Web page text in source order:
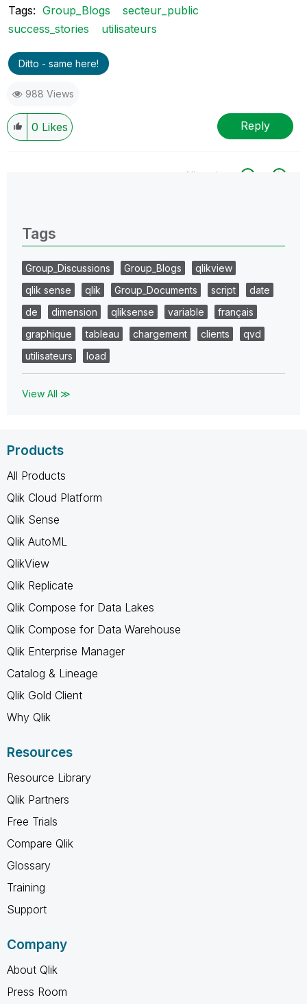
Tags: Group_Blogs
secteur_public
success_stories
utilisateurs
Ditto - same here!
988 Views
0 Likes Reply
All topics
Tags
Group_Discussions Group_Blogs
qlikview
qlik sense
qlik Group_Documents script
date
de
dimension qliksense variable
français
graphique
tableau chargement clients
qvd
utilisateurs
load
View All ≫
Products
All Products
Qlik Cloud Platform
Qlik Sense
Qlik AutoML
QlikView
Qlik Replicate
Qlik Compose for Data Lakes
Qlik Compose for Data Warehouse
Qlik Enterprise Manager
Catalog & Lineage
Qlik Gold Client
Why Qlik
Resources
Resource Library
Qlik Partners
Free Trials
Compare Qlik
Glossary
Training
Support
Company
About Qlik
Press Room